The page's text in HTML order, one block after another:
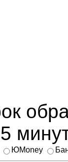
ЮMoney